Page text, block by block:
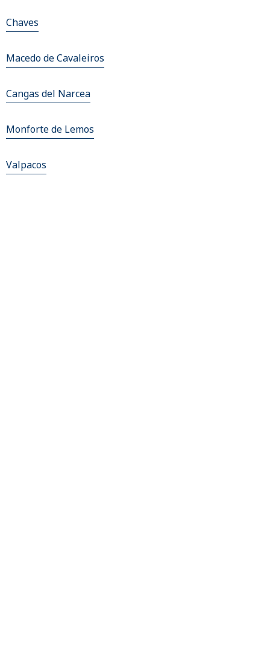
Chaves
Macedo de Cavaleiros
Cangas del Narcea
Monforte de Lemos
Valpacos